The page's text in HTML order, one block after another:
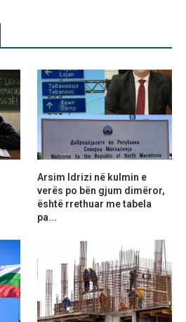
Arsim Idrizi në kulmin e
verës po bën gjum dimëror,
është rrethuar me tabela
pa...